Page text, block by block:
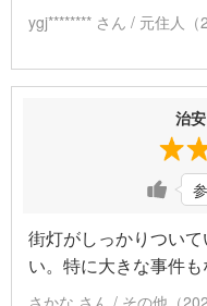
ygj******** さん / 元住人（
治
街灯がしっかりつい
い。特に大きな事件も